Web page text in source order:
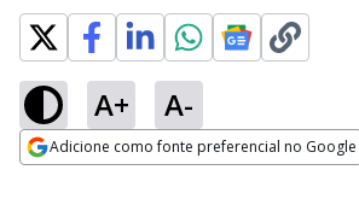
A+ A-
Adicione como fonte preferencial no Google